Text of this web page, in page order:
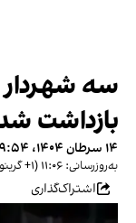
سه شهردار
بازداشت
۱۴ سرطان ۱۴۰۴، ۰۹:۵۴ (‎+۱ گرینویچ)
به‌روزرسانی: ۱۱:۰۶ (‎+۱ گرینویچ)
اشتراک‌گذاری